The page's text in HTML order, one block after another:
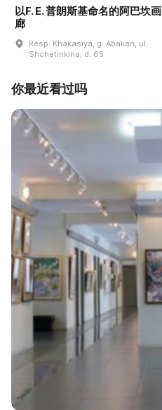
以F. E. 普朗斯基命名的阿巴坎画
廊
Resp. Khakasiya, g. Abakan, ul.
Shchetinkina, d. 65
你最近看过吗